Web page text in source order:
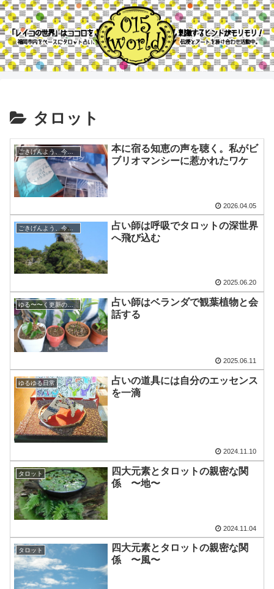
タロット
ごきげんよう、今日の空
本に宿る知恵の声を聴く。私がビ
ブリオマンシーに惹かれたワケ
2026.04.05
ごきげんよう、今日の空
占い師は呼吸でタロットの深世界
へ飛び込む
2025.06.20
ゆる〜〜く更新の日めくり
占い師はベランダで観葉植物と会
話する
2025.06.11
ゆるゆる日常
占いの道具には自分のエッセンス
を一滴
2024.11.10
タロット
四大元素とタロットの親密な関
係 〜地〜
2024.11.04
タロット
四大元素とタロットの親密な関
係 〜風〜